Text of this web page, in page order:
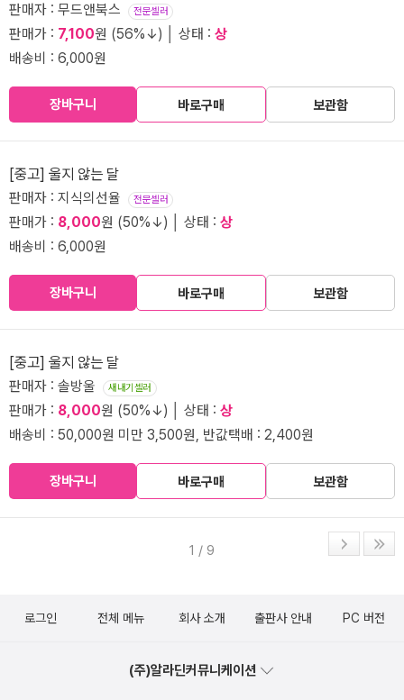
판매자 : 무드앤북스 전문셀러
판매가 : 7,100원 (56%↓) │ 상태 : 상
배송비 : 6,000원
장바구니 바로구매 보관함
[중고] 울지 않는 달
판매자 : 지식의선율 전문셀러
판매가 : 8,000원 (50%↓) │ 상태 : 상
배송비 : 6,000원
장바구니 바로구매 보관함
[중고] 울지 않는 달
판매자 : 솔방울 새내기셀러
판매가 : 8,000원 (50%↓) │ 상태 : 상
배송비 : 50,000원 미만 3,500원, 반값택배 : 2,400원
장바구니 바로구매 보관함
1 / 9
로그인 전체 메뉴 회사 소개 출판사 안내 PC 버전
(주)알라딘커뮤니케이션